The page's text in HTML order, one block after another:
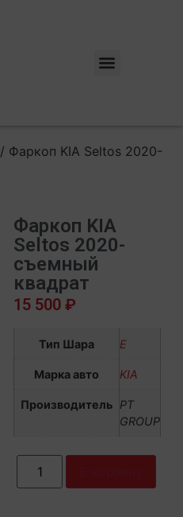
/ Фаркоп KIA Seltos 2020-
Фаркоп KIA
Seltos 2020-
съемный
квадрат
15 500 ₽
Тип Шара E
Марка авто KIA
Производитель PT
GROUP